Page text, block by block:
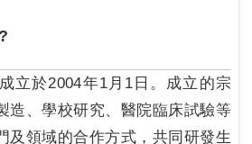
立於2004年1月1日。成立的宗
造、學校研究、醫院臨床試驗等
及領域的合作方式，共同研發生